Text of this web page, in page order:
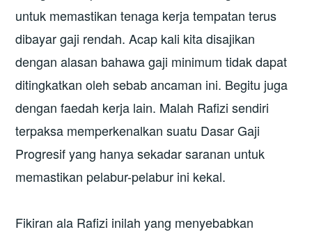
untuk memastikan tenaga kerja tempatan terus
dibayar gaji rendah. Acap kali kita disajikan
dengan alasan bahawa gaji minimum tidak dapat
ditingkatkan oleh sebab ancaman ini. Begitu juga
dengan faedah kerja lain. Malah Rafizi sendiri
terpaksa memperkenalkan suatu Dasar Gaji
Progresif yang hanya sekadar saranan untuk
memastikan pelabur-pelabur ini kekal.
Fikiran ala Rafizi inilah yang menyebabkan